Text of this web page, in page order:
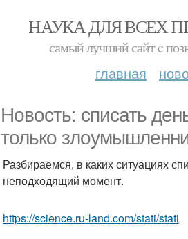
НАУКА ДЛЯ ВСЕХ
самый лучший сайт c
главная
Новость: списать
только
Разбираемся, в каких ситуациях
неподходящий момент.
https://science.ru-land.com/stati/stati